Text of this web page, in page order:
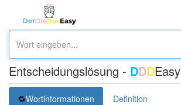
Entscheidungslösung - DDDEasy
Wortinformationen Definition